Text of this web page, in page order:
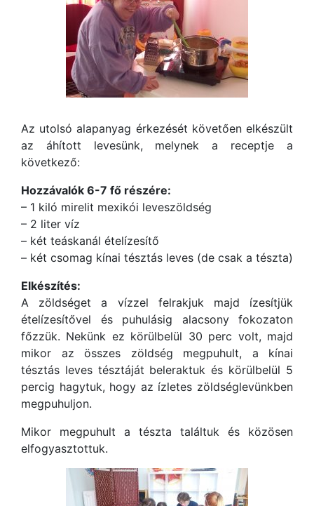
Az utolsó alapanyag érkezését követően elkészült
az áhított levesünk, melynek a receptje a
következő:
Hozzávalók 6-7 fő részére:
– 1 kiló mirelit mexikói leveszöldség
– 2 liter víz
– két teáskanál ételízesítő
– két csomag kínai tésztás leves (de csak a tészta)
Elkészítés:
A zöldséget a vízzel felrakjuk majd ízesítjük
ételízesítővel és puhulásig alacsony fokozaton
főzzük. Nekünk ez körülbelül 30 perc volt, majd
mikor az összes zöldség megpuhult, a kínai
tésztás leves tésztáját beleraktuk és körülbelül 5
percig hagytuk, hogy az ízletes zöldséglevünkben
megpuhuljon.
Mikor megpuhult a tészta találtuk és közösen
elfogyasztottuk.